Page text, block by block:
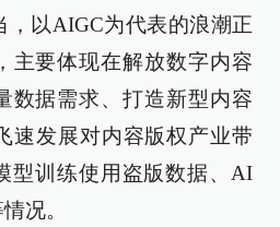
，以AIGC为代表的浪潮正
主要体现在解放数字内容
数据需求、打造新型内容
速发展对内容版权产业带
型训练使用盗版数据、AI
况。